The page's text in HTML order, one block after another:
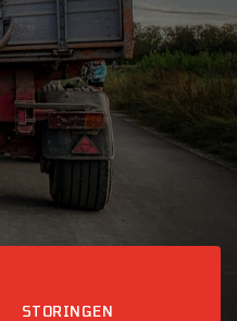
STORINGEN